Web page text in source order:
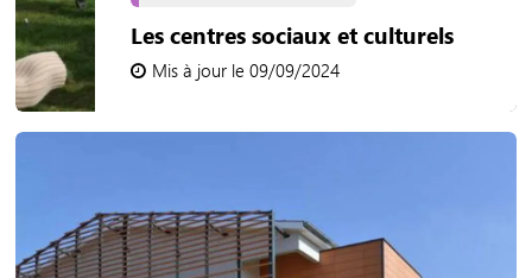
Les centres sociaux et culturels
Mis à jour le 09/09/2024